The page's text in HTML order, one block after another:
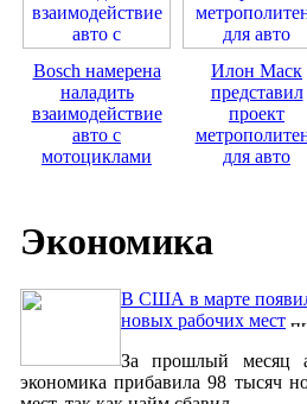
Bosch намерена
наладить
взаимодействие
авто с
мотоциклами
Илон Маск
представил
проект
для авто
Экономика
В США в марте
новых рабочих мест
За прошлый месяц
экономика прибавила 98 тысяч